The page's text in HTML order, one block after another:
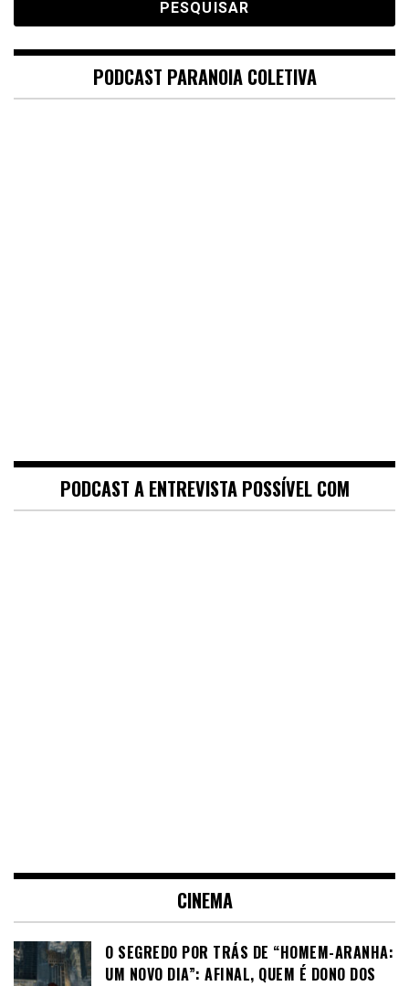
PODCAST PARANOIA COLETIVA
PODCAST A ENTREVISTA POSSÍVEL COM
CINEMA
O SEGREDO POR TRÁS DE “HOMEM-ARANHA:
UM NOVO DIA”: AFINAL, QUEM É DONO DOS